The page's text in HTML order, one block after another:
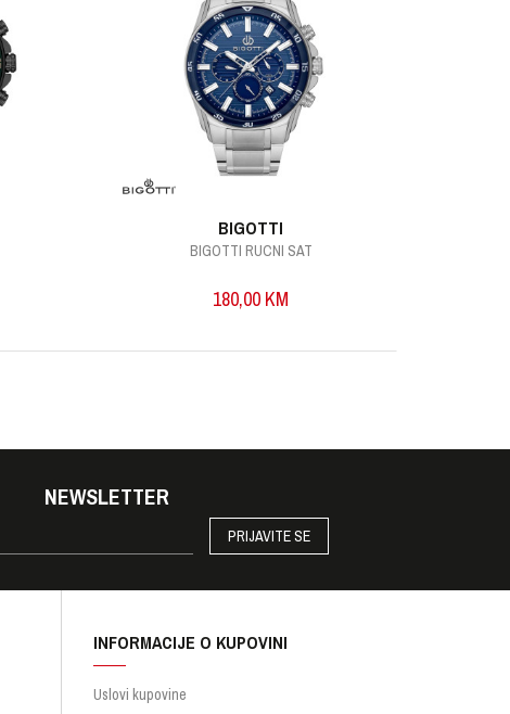
BIGOTTI
BIGOTTI RUCNI SAT
180,00 KM
NEWSLETTER
PRIJAVITE SE
INFORMACIJE O KUPOVINI
Uslovi kupovine